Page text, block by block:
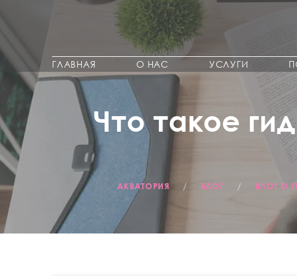
ГЛАВНАЯ О НАС УСЛУГИ
Что такое
АКВАТОРИЯ / БЛОГ / БЛОГ О